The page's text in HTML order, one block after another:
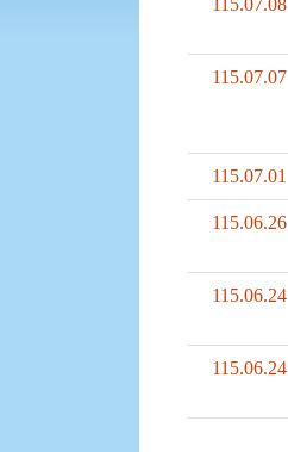
115.07.08
115.07.07
115.07.01
115.06.26
115.06.24
115.06.24